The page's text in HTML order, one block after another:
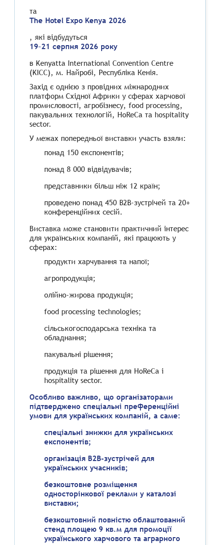
та
The Hotel Expo Kenya 2026
, які відбудуться
19–21 серпня 2026 року
в Kenyatta International Convention Centre
(KICC), м. Найробі, Республіка Кенія.
Захід є однією з провідних міжнародних
платформ Східної Африки у сферах харчової
промисловості, агробізнесу, food processing,
пакувальних технологій, HoReCa та hospitality
sector.
У межах попередньої виставки участь взяли:
понад 150 експонентів;
понад 8 000 відвідувачів;
представники більш ніж 12 країн;
проведено понад 450 B2B-зустрічей та 20+
конференційних сесій.
Виставка може становити практичний інтерес
для українських компаній, які працюють у
сферах:
продукти харчування та напої;
агропродукція;
олійно-жирова продукція;
food processing technologies;
сільськогосподарська техніка та
обладнання;
пакувальні рішення;
продукція та рішення для HoReCa і
hospitality sector.
Особливо важливо, що організаторами
підтверджено спеціальні преференційні
умови для українських компаній, а саме:
спеціальні знижки для українських
експонентів;
організація B2B-зустрічей для
українських учасників;
безкоштовне розміщення
односторінкової реклами у каталозі
виставки;
безкоштовний повністю облаштований
стенд площею 9 кв.м для промоції
українського харчового та аграрного